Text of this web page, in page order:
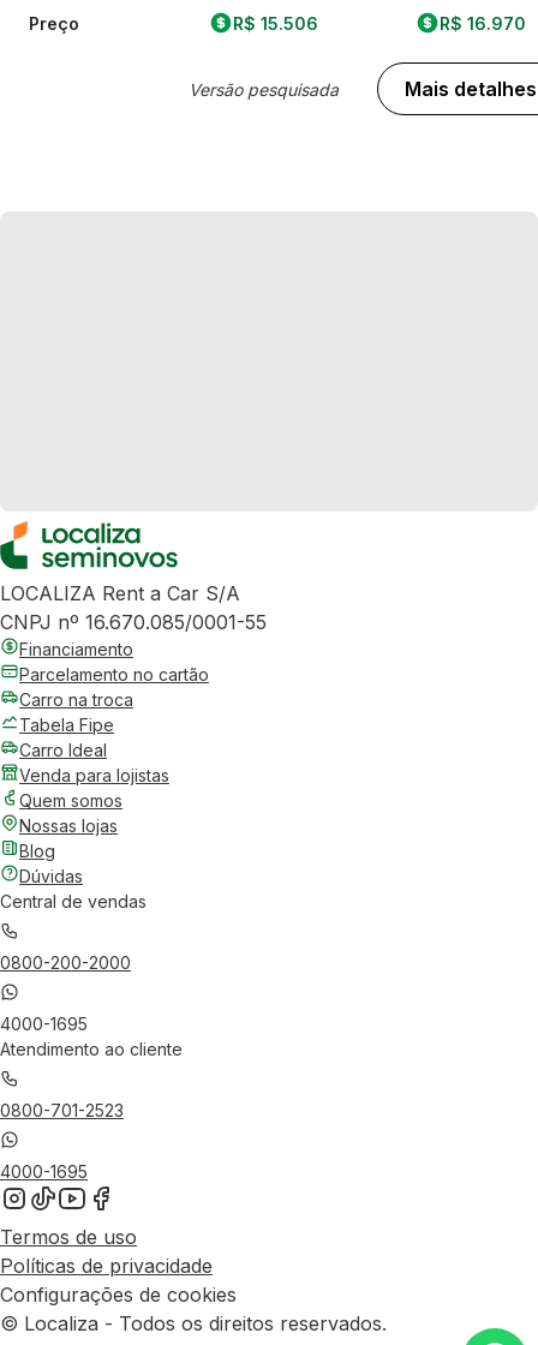
Preço R$ 15.506
Versão pesquisada
R$ 16.970
Mais detalhes
LOCALIZA Rent a Car S/A
CNPJ nº 16.670.085/0001-55
Financiamento
Parcelamento no cartão
Carro na troca
Tabela Fipe
Carro Ideal
Venda para lojistas
Quem somos
Nossas lojas
Blog
Dúvidas
Central de vendas
0800-200-2000
4000-1695
Atendimento ao cliente
0800-701-2523
4000-1695
Termos de uso
Políticas de privacidade
Configurações de cookies
© Localiza - Todos os direitos reservados.